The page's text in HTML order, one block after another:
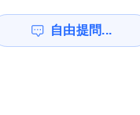
自由提問...